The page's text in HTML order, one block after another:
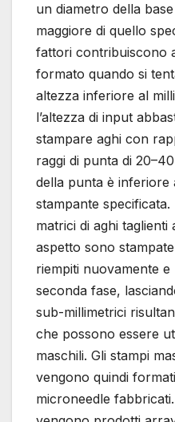
un diametro della
maggiore di quello
fattori contribuiscono
formato quando si
altezza inferiore al
l’altezza di input
stampare aghi con
raggi di punta di
della punta è inferiore
stampante
matrici di aghi
aspetto sono
riempiti nuovamente
seconda fase,
sub-millimetrici
che possono essere
maschili. Gli stampi
vengono quindi
microneedle